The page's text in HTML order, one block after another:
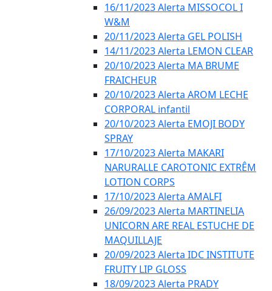
16/11/2023 Alerta MISSOCOL I
W&M
20/11/2023 Alerta GEL POLISH
14/11/2023 Alerta LEMON CLEAR
20/10/2023 Alerta MA BRUME
FRAICHEUR
20/10/2023 Alerta AROM LECHE
CORPORAL infantil
20/10/2023 Alerta EMOJI BODY
SPRAY
17/10/2023 Alerta MAKARI
NARURALLE CAROTONIC EXTRÊM
LOTION CORPS
17/10/2023 Alerta AMALFI
26/09/2023 Alerta MARTINELIA
UNICORN ARE REAL ESTUCHE DE
MAQUILLAJE
20/09/2023 Alerta IDC INSTITUTE
FRUITY LIP GLOSS
18/09/2023 Alerta PRADY